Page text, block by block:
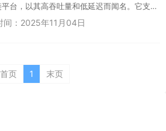
平台，以其高吞吐量和低延迟而闻名。它支
去中心化应用（dApp），包括代币发行、
间：2025年11月04日
首页 1 末页